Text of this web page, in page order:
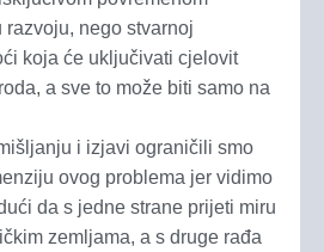
nego stvarnoj
koja će uključivati cjelovit
a sve to može biti samo na
i izjavi ograničili smo
ovog problema jer vidimo
da s jedne strane prijeti miru
zemljama, a s druge rađa